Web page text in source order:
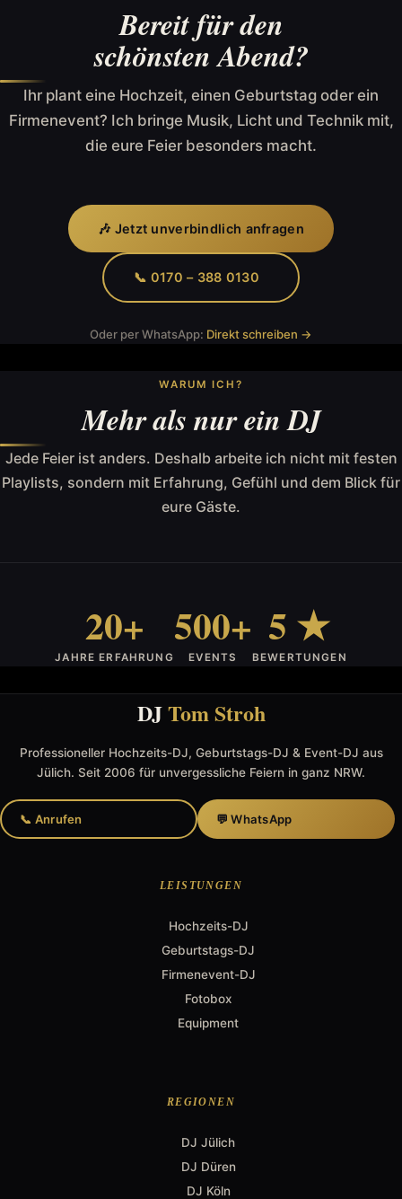
Bereit für den
schönsten Abend?
Ihr plant eine Hochzeit, einen Geburtstag oder ein
Firmenevent? Ich bringe Musik, Licht und Technik mit,
die eure Feier besonders macht.
🎶 Jetzt unverbindlich anfragen
📞 0170 – 388 0130
Oder per WhatsApp: Direkt schreiben →
WARUM ICH?
Mehr als nur ein DJ
Jede Feier ist anders. Deshalb arbeite ich nicht mit festen
Playlists, sondern mit Erfahrung, Gefühl und dem Blick für
eure Gäste.
20+
JAHRE ERFAHRUNG
500+
EVENTS
5 ★
BEWERTUNGEN
DJTom Stroh
Professioneller Hochzeits-DJ, Geburtstags-DJ & Event-DJ aus
Jülich. Seit 2006 für unvergessliche Feiern in ganz NRW.
📞 Anrufen 💬 WhatsApp
LEISTUNGEN
Hochzeits-DJ
Geburtstags-DJ
Firmenevent-DJ
Fotobox
Equipment
REGIONEN
DJ Jülich
DJ Düren
DJ Köln